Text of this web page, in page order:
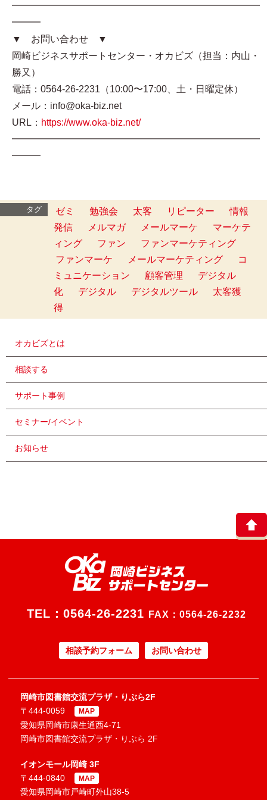
━━━━━━━━━━━━━━━━━━━━━━━━━━
━━━
▼ お問い合わせ ▼
岡崎ビジネスサポートセンター・オカビズ（担当：内山・
勝又）
電話：0564-26-2231（10:00〜17:00、土・日曜定休）
メール：info@oka-biz.net
URL： https://www.oka-biz.net/
━━━━━━━━━━━━━━━━━━━━━━━━━━
━━━
タグ ゼミ 勉強会 太客 リピーター
情報
発信
メルマガ メールマーケ
マーケテ
ィング
ファン
ファンマーケティング
ファンマーケ
メールマーケティング
コ
ミュニケーション
顧客管理
デジタル
化
デジタル デジタルツール
太客獲
得
オカビズとは
相談する
サポート事例
セミナー/イベント
お知らせ
TEL： 0564-26-2231 FAX：0564-26-2232
相談予約フォーム お問い合わせ
岡崎市図書館交流プラザ・りぶら2F
〒444-0059
MAP
愛知県岡崎市康生通西4-71
岡崎市図書館交流プラザ・りぶら 2F
イオンモール岡崎 3F
〒444-0840
MAP
愛知県岡崎市戸崎町外山38-5